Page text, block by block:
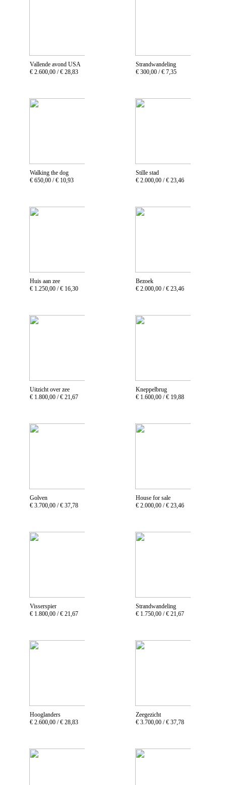
Vallende avond USA
€ 2.600,00 / € 28,83
Strandwandeling
€ 300,00 / € 7,35
Walking the dog
€ 650,00 / € 10,93
Stille stad
€ 2.000,00 / € 23,46
Huis aan zee
€ 1.250,00 / € 16,30
Bezoek
€ 2.000,00 / € 23,46
Uitzicht over zee
€ 1.800,00 / € 21,67
Kneppelbrug
€ 1.600,00 / € 19,88
Golven
€ 3.700,00 / € 37,78
House for sale
€ 2.000,00 / € 23,46
Visserspier
€ 1.800,00 / € 21,67
Strandwandeling
€ 1.750,00 / € 21,67
Hooglanders
€ 2.600,00 / € 28,83
Zeegezicht
€ 3.700,00 / € 37,78